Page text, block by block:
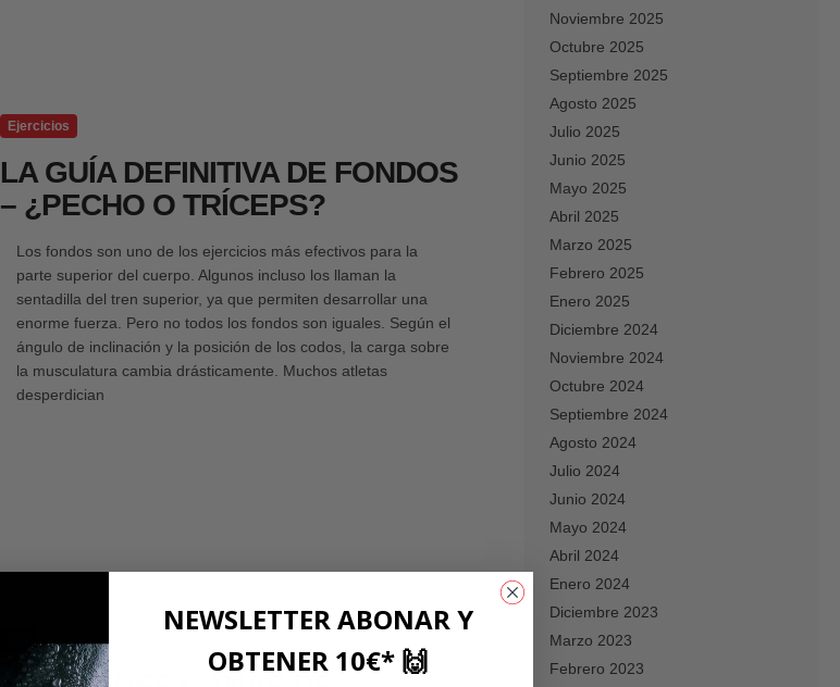
Ejercicios
LA GUÍA DEFINITIVA DE FONDOS
– ¿PECHO O TRÍCEPS?
Los fondos son uno de los ejercicios más efectivos para la
parte superior del cuerpo. Algunos incluso los llaman la
sentadilla del tren superior, ya que permiten desarrollar una
enorme fuerza. Pero no todos los fondos son iguales. Según el
ángulo de inclinación y la posición de los codos, la carga sobre
la musculatura cambia drásticamente. Muchos atletas
desperdician
Noviembre 2025
Octubre 2025
Septiembre 2025
Agosto 2025
Julio 2025
Junio 2025
Mayo 2025
Abril 2025
Marzo 2025
Febrero 2025
Enero 2025
Diciembre 2024
Noviembre 2024
Octubre 2024
Septiembre 2024
Agosto 2024
Julio 2024
Junio 2024
Mayo 2024
Abril 2024
Enero 2024
Diciembre 2023
Marzo 2023
Febrero 2023
NEWSLETTER ABONAR Y
OBTENER 10€* 🙌